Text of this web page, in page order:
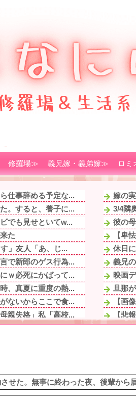
修羅場≫ 義兄嫁・義弟嫁≫ ロ
仕事辞める予定な...
。すると、養子に...
でも見せといてw...
た
」友人「あ、じ...
で新郎のゲス行為...
ｗ必死にかばって...
、真夏に重度の熱...
ないからここで食...
親失格」私「高校...
んな兄嫁を結婚...
たAちゃんの頬...
』私『無理』する...
カレーの野菜はぽ...
嫁の
3/4隣
彼の
【卑
休日
義兄
映画
旦那
【画
【悲
軟体
【悲
せた。無事に終わった夜、後輩から